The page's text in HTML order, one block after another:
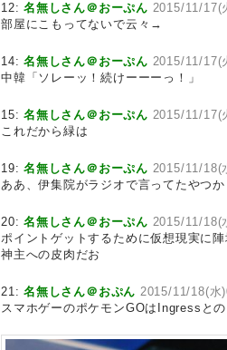
12:名無しさん＠おーぷん 2015/11/17(
部屋にこもってないで云々→
14:名無しさん＠おーぷん 2015/11/17(
中韓「ソレーッ！続けーーーっ！」
15:名無しさん＠おーぷん 2015/11/17(
これだから緑は
19:名無しさん＠おーぷん 2015/11/18(
ああ、伊集院がラジオで言ってたやつ
20:名無しさん＠おーぷん 2015/11/18(
ポイントゲットするために仮想現実に
神主への皮肉だお
21:名無しさん＠おぷん 2015/11/18(水
スマホゲーのポケモンGOはIngressとの